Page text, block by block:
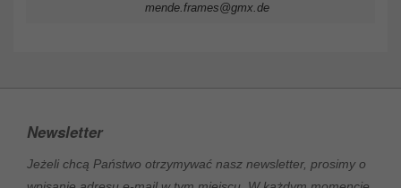
mende.frames@gmx.de
Newsletter
Jeżeli chcą Państwo otrzymywać nasz newsletter, prosimy o